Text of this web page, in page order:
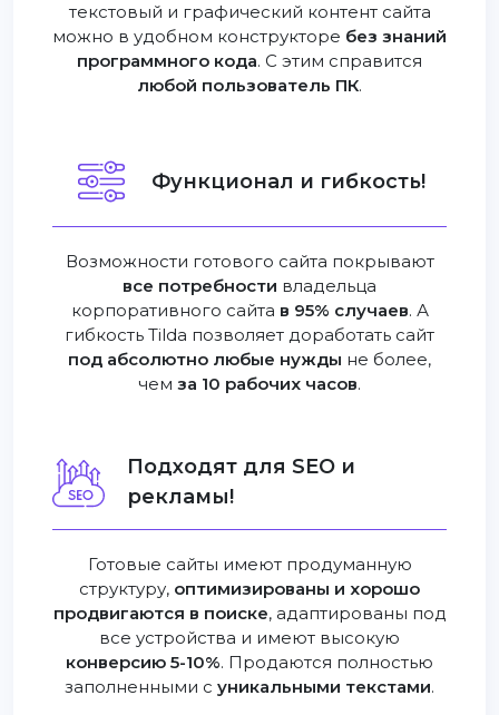
текстовый и графический контент сайта
можно в удобном конструкторе без знаний
программного кода. С этим справится
любой пользователь ПК.
Функционал и гибкость!
Возможности готового сайта покрывают
все потребности владельца
корпоративного сайта в 95% случаев. А
гибкость Tilda позволяет доработать сайт
под абсолютно любые нужды не более,
чем за 10 рабочих часов.
Подходят для SEO и
рекламы!
Готовые сайты имеют продуманную
структуру, оптимизированы и хорошо
продвигаются в поиске, адаптированы под
все устройства и имеют высокую
конверсию 5-10%. Продаются полностью
заполненными с уникальными текстами.